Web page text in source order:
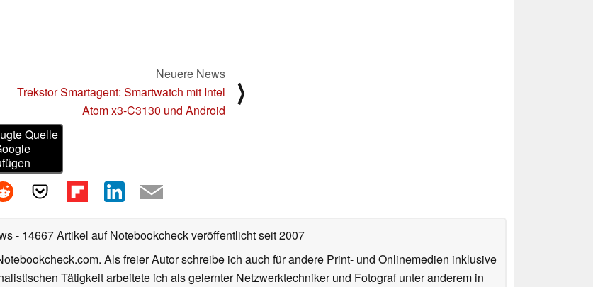
Neuere News
Trekstor Smartagent: Smartwatch mit Intel
Atom x3-C3130 und Android
⟩
Quelle
- 14667 Artikel auf Notebookcheck veröffentlichtseit 2007
Als freier Autor schreibe ich auch für andere Print- und Onlinemedien inklusive
Tätigkeit arbeitete ich als gelernter Netzwerktechniker und Fotograf unter anderem in